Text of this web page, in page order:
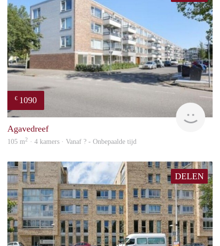
€ 1090
Agavedreef
105 m2 · 4 kamers · Vanaf ? - Onbepaalde tijd
DELEN